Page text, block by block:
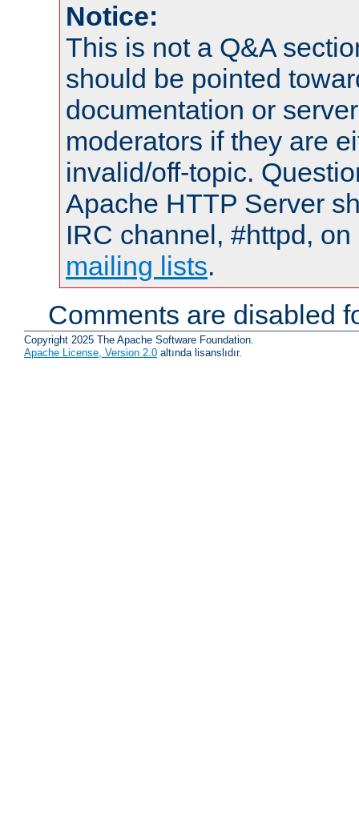
Notice:
This is not a Q&A
should be pointed
documentation or
moderators if they are
invalid/off-topic.
Apache HTTP Server
IRC channel, #httpd,
mailing lists.
Comments are disabled
Copyright 2025 The Apache Software Foundation.
Apache License, Version 2.0 altında lisanslıdır.